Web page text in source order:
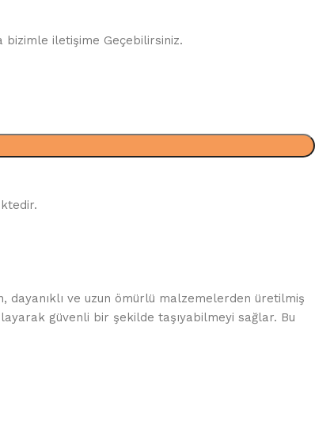
bizimle iletişime Geçebilirsiniz.
dayanıklı ve uzun ömürlü malzemelerden üretilmiş
güvenli bir şekilde taşıyabilmeyi sağlar. Bu